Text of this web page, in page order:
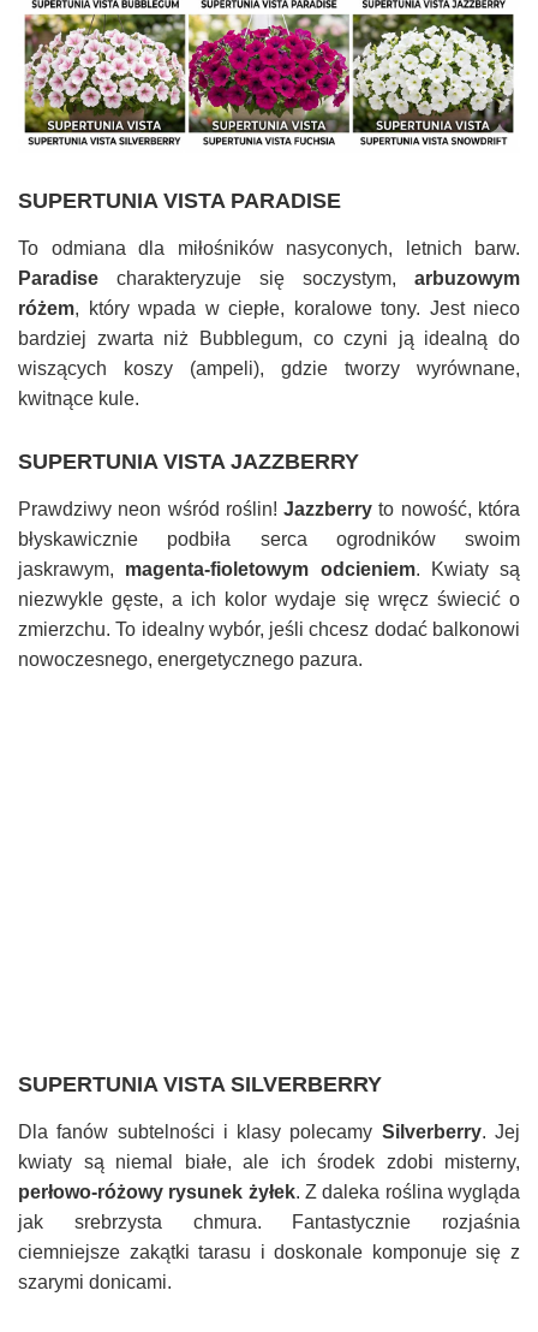
SUPERTUNIA VISTA PARADISE
To odmiana dla miłośników nasyconych, letnich barw.
Paradise charakteryzuje się soczystym, arbuzowym
różem, który wpada w ciepłe, koralowe tony. Jest nieco
bardziej zwarta niż Bubblegum, co czyni ją idealną do
wiszących koszy (ampeli), gdzie tworzy wyrównane,
kwitnące kule.
SUPERTUNIA VISTA JAZZBERRY
Prawdziwy neon wśród roślin!Jazzberry to nowość, która
błyskawicznie podbiła serca ogrodników swoim
jaskrawym, magenta-fioletowym odcieniem. Kwiaty są
niezwykle gęste, a ich kolor wydaje się wręcz świecić o
zmierzchu. To idealny wybór, jeśli chcesz dodać balkonowi
nowoczesnego, energetycznego pazura.
SUPERTUNIA VISTA SILVERBERRY
Dla fanów subtelności i klasy polecamy Silverberry. Jej
kwiaty są niemal białe, ale ich środek zdobi misterny,
perłowo-różowy rysunek żyłek. Z daleka roślina wygląda
jak srebrzysta chmura. Fantastycznie rozjaśnia
ciemniejsze zakątki tarasu i doskonale komponuje się z
szarymi donicami.